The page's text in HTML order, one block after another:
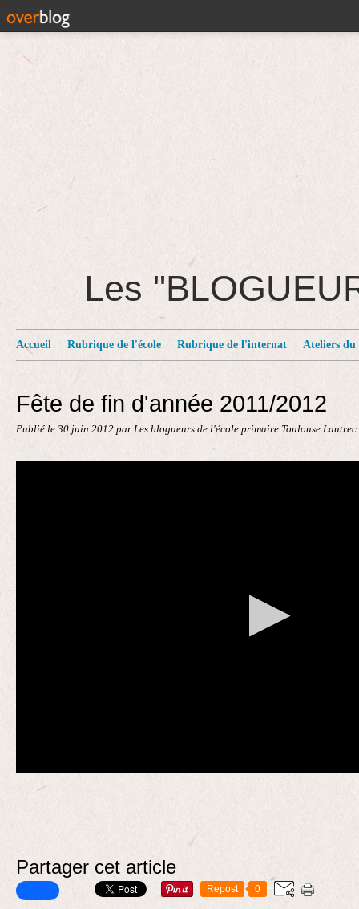
Les
Accueil Rubrique de l'école Rubrique de l'internat Ateliers du
Fête de fin d'année 2011/2012
Publié le 30 juin 2012 par Les blogueurs de l'école primaire Toulouse Lautrec
Partager cet article
Repost 0